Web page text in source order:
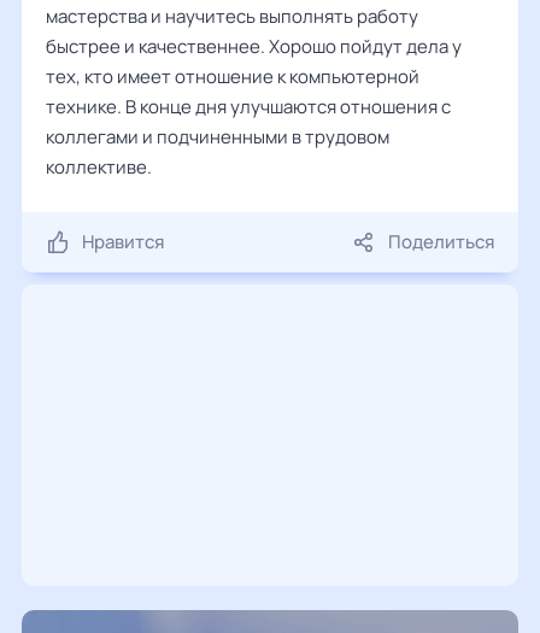
мастерства и научитесь выполнять работу
быстрее и качественнее. Хорошо пойдут дела у
тех, кто имеет отношение к компьютерной
технике. В конце дня улучшаются отношения с
коллегами и подчиненными в трудовом
коллективе.
Нравится Поделиться